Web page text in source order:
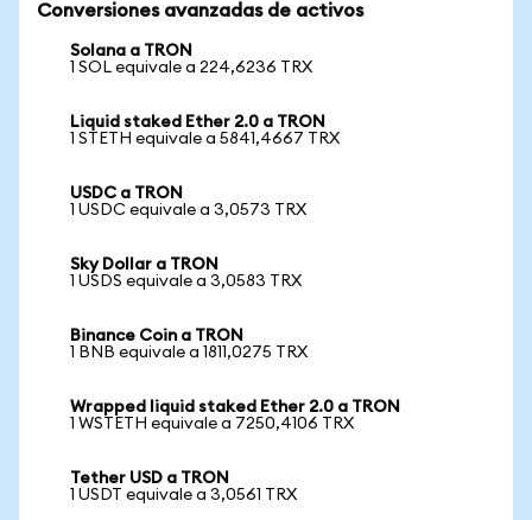
Conversiones avanzadas de activos
Solana a TRON
1 SOL equivale a 224,6236 TRX
Liquid staked Ether 2.0 a TRON
1 STETH equivale a 5841,4667 TRX
USDC a TRON
1 USDC equivale a 3,0573 TRX
Sky Dollar a TRON
1 USDS equivale a 3,0583 TRX
Binance Coin a TRON
1 BNB equivale a 1811,0275 TRX
Wrapped liquid staked Ether 2.0 a TRON
1 WSTETH equivale a 7250,4106 TRX
Tether USD a TRON
1 USDT equivale a 3,0561 TRX